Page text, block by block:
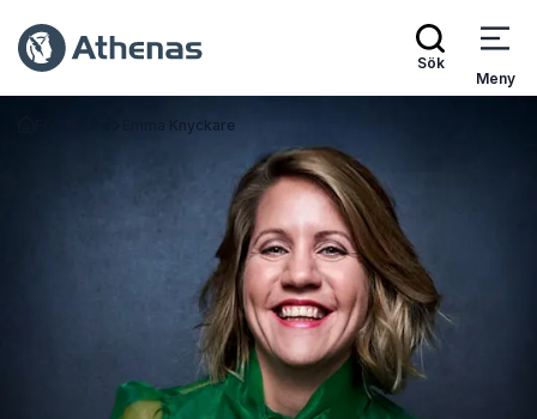
Sök
Meny
Gå tillbaka till startsidan
Emma Knyckare